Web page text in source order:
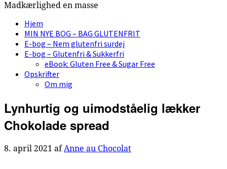
Madkærlighed en masse
Hjem
MIN NYE BOG – BAG GLUTENFRIT
E-bog – Nem glutenfri surdej
E-bog – Glutenfri & Sukkerfri
eBook: Gluten Free & Sugar Free
Opskrifter
Om mig
Lynhurtig og uimodståelig lækker
Chokolade spread
8. april 2021 afAnne au Chocolat